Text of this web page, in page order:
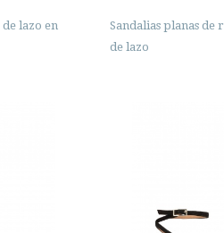
lazo en
Sandalias planas de
de lazo